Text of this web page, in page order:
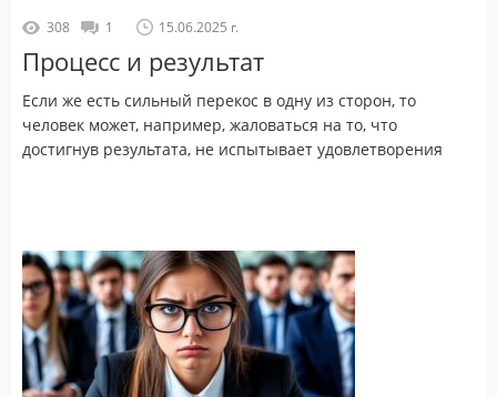
308 1 15.06.2025 г.
Процесс и результат
Если же есть сильный перекос в одну из сторон, то
человек может, например, жаловаться на то, что
достигнув результата, не испытывает удовлетворения